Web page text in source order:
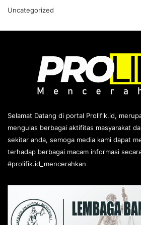
Uncategorized
Selamat Datang di portal Prolifik.id,
mengulas berbagai aktifitas masyarakat
sekitar anda, semoga media kami dapat
terhadap berbagai macam informasi
#prolifik.id_mencerahkan